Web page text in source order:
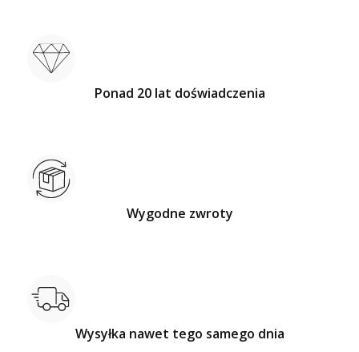
Ponad 20 lat doświadczenia
Wygodne zwroty
Wysyłka nawet tego samego dnia